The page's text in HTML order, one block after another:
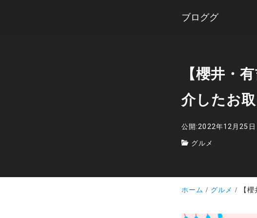
ブロググ
【櫻井・
介したお
公開:2022年12月25日
グルメ
ホーム グルメ 【